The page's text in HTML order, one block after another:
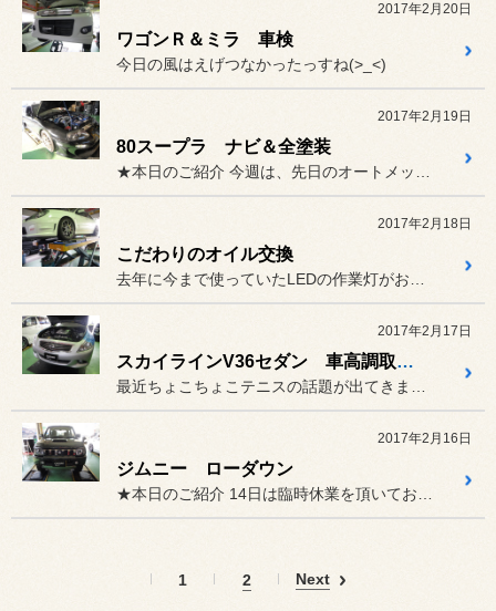
2017年2月20日
ワゴンＲ＆ミラ 車検
今日の風はえげつなかったっすね(>_<)
2017年2月19日
80スープラ ナビ＆全塗装
★本日のご紹介 今週は、先日のオートメッセの経済...
2017年2月18日
こだわりのオイル交換
去年に今まで使っていたLEDの作業灯がお亡くなりになって
2017年2月17日
スカイラインV36セダン 車高調取り付け！
最近ちょこちょこテニスの話題が出てきます。
2017年2月16日
ジムニー ローダウン
★本日のご紹介 14日は臨時休業を頂いており大変...
1 2 Next